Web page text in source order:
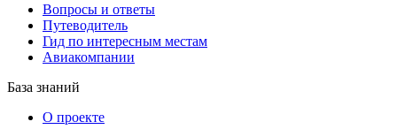
Вопросы и ответы
Путеводитель
Гид по интересным местам
Авиакомпании
База знаний
О проекте